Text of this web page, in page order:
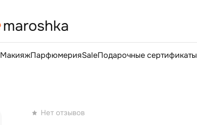
МакияжПарфюмерияSaleПодарочные сертификаты
Нет отзывов